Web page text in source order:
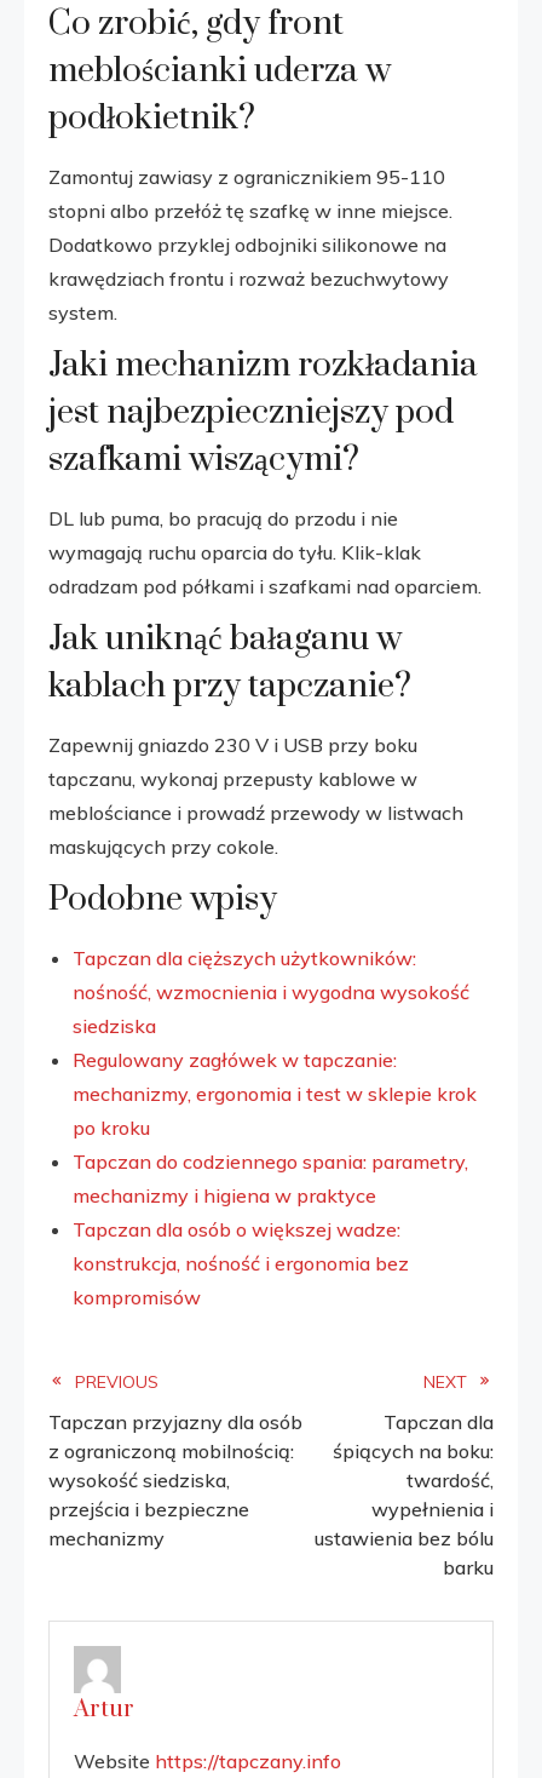
Co zrobić, gdy front
meblościanki uderza w
podłokietnik?
Zamontuj zawiasy z ogranicznikiem 95-110
stopni albo przełóż tę szafkę w inne miejsce.
Dodatkowo przyklej odbojniki silikonowe na
krawędziach frontu i rozważ bezuchwytowy
system.
Jaki mechanizm rozkładania
jest najbezpieczniejszy pod
szafkami wiszącymi?
DL lub puma, bo pracują do przodu i nie
wymagają ruchu oparcia do tyłu. Klik-klak
odradzam pod półkami i szafkami nad oparciem.
Jak uniknąć bałaganu w
kablach przy tapczanie?
Zapewnij gniazdo 230 V i USB przy boku
tapczanu, wykonaj przepusty kablowe w
meblościance i prowadź przewody w listwach
maskujących przy cokole.
Podobne wpisy
Tapczan dla cięższych użytkowników:
nośność, wzmocnienia i wygodna wysokość
siedziska
Regulowany zagłówek w tapczanie:
mechanizmy, ergonomia i test w sklepie krok
po kroku
Tapczan do codziennego spania: parametry,
mechanizmy i higiena w praktyce
Tapczan dla osób o większej wadze:
konstrukcja, nośność i ergonomia bez
kompromisów
Read
more
articles
PREVIOUS
Tapczan przyjazny dla osób
z ograniczoną mobilnością:
wysokość siedziska,
przejścia i bezpieczne
mechanizmy
NEXT
Tapczan dla
śpiących na boku:
twardość,
wypełnienia i
ustawienia bez bólu
barku
Artur
Website https://tapczany.info